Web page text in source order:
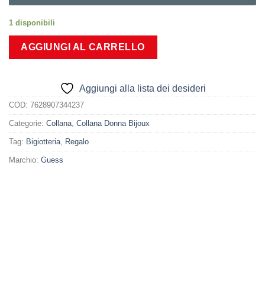
1 disponibili
AGGIUNGI AL CARRELLO
Aggiungi alla lista dei desideri
COD: 7628907344237
Categorie: Collana Collana Donna Bijoux
Tag: Bigiotteria Regalo
Marchio: Guess